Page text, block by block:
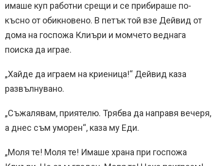
имаше куп работни срещи и се прибираше по-
късно от обикновено. В петък той взе Дейвид от
дома на госпожа Клиъри и момчето веднага
поиска да играе.
„Хайде да играем на криеница!“ Дейвид каза
развълнувано.
„Съжалявам, приятелю. Трябва да направя вечеря,
а днес съм уморен“, каза му Еди.
„Моля те! Моля те! Имаше храна при госпожа